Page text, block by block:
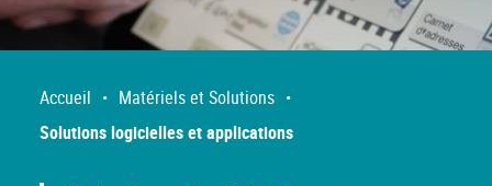
Accueil • Matériels et Solutions •
Solutions logicielles et applications